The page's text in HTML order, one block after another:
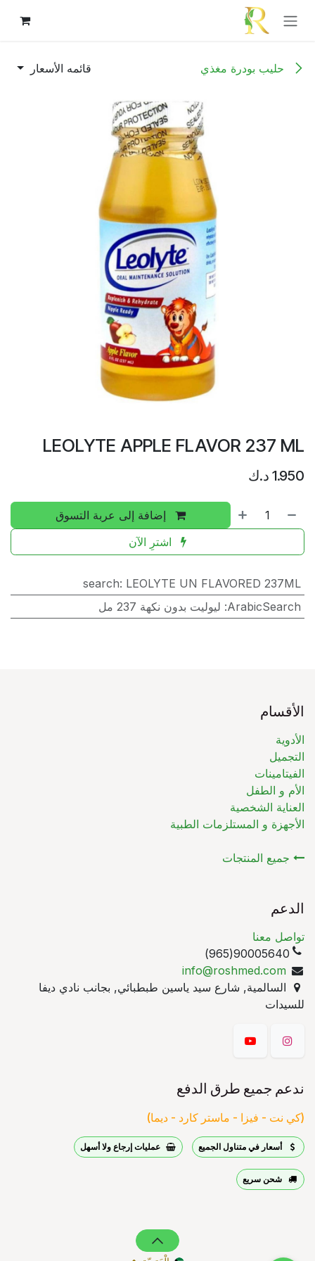
تخطي للذهاب إلى المحتوى
حليب بودرة مغذي قائمه الأسعار
LEOLYTE APPLE FLAVOR 237 ML
1.950 د.ك
إضافة إلى عربة التسوق
اشترِ الآن
search: LEOLYTE UN FLAVORED 237ML
ArabicSearch
: ليوليت بدون نكهة 237 مل
الأقسام
الأدوية
التجميل
الفيتامينات
الأم و الطفل
العناية الشخصية
الأجهزة و المستلزمات الطبية
جميع المنتجات
الدعم
تواصل معنا
90005640(965)
info@roshmed.com
السالمية, شارع سيد ياسين طبطبائي, بجانب نادي ديفا
للسيدات
ندعم جميع طرق الدفع
(كي نت - فيزا - ماستر كارد - ديما)
أسعار في متناول الجميع عمليات إرجاع ولا أسهل
شحن سريع